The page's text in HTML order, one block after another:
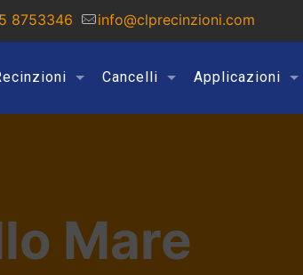
8753346 info@clprecinzioni.com
Cancelli Applicazioni
Mare